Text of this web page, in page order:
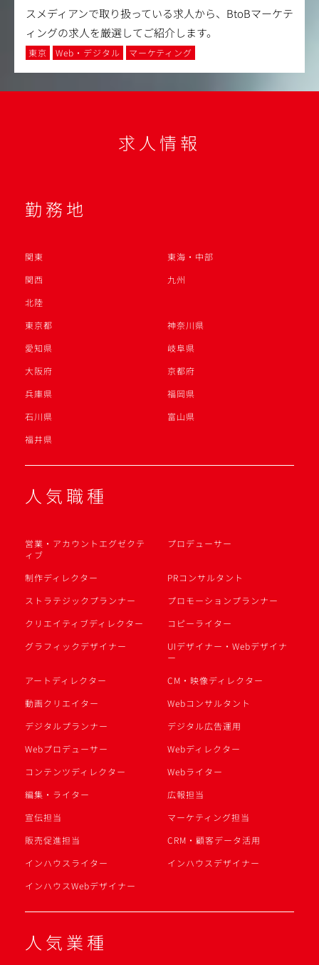
スメディアンで取り扱っている求人から、BtoBマーケテ
ィングの求人を厳選してご紹介します。
東京 Web・デジタル マーケティング
求人情報
勤務地
関東
東海・中部
関西
九州
北陸
東京都
神奈川県
愛知県
岐阜県
大阪府
京都府
兵庫県
福岡県
石川県
富山県
福井県
人気職種
営業・アカウントエグゼクテ
ィブ
プロデューサー
制作ディレクター
PRコンサルタント
ストラテジックプランナー
プロモーションプランナー
クリエイティブディレクター
コピーライター
グラフィックデザイナー
UIデザイナー・Webデザイナ
ー
アートディレクター
CM・映像ディレクター
動画クリエイター
Webコンサルタント
デジタルプランナー
デジタル広告運用
Webプロデューサー
Webディレクター
コンテンツディレクター
Webライター
編集・ライター
広報担当
宣伝担当
マーケティング担当
販売促進担当
CRM・顧客データ活用
インハウスライター
インハウスデザイナー
インハウスWebデザイナー
人気業種